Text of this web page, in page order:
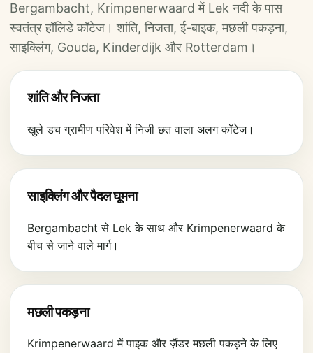
Bergambacht, Krimpenerwaard में Lek नदी के पास
स्वतंत्र हॉलिडे कॉटेज। शांति, निजता, ई-बाइक, मछली पकड़ना,
साइक्लिंग, Gouda, Kinderdijk और Rotterdam।
शांति और निजता
खुले डच ग्रामीण परिवेश में निजी छत वाला अलग कॉटेज।
साइक्लिंग और पैदल घूमना
Bergambacht से Lek के साथ और Krimpenerwaard के
बीच से जाने वाले मार्ग।
मछली पकड़ना
Krimpenerwaard में पाइक और ज़ैंडर मछली पकड़ने के लिए